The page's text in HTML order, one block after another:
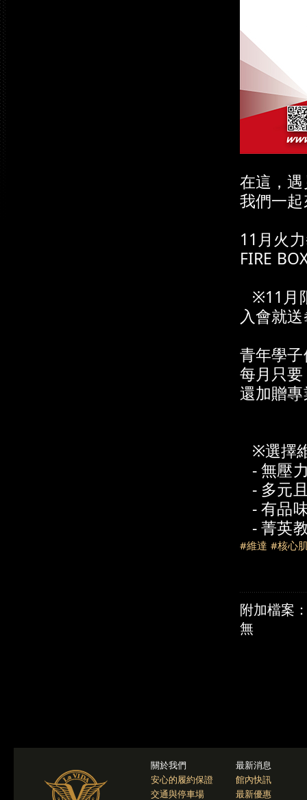
在這，
我們一
11月火
FIRE
※11月
入會就
青年學
每月只
還加贈
※選擇
- 無壓
- 多元
- 有品
- 菁英
#維達 #核心
附加檔案
無
關於我們
安心的履約保證
交通與停車場
最新消息
館內快訊
最新優惠